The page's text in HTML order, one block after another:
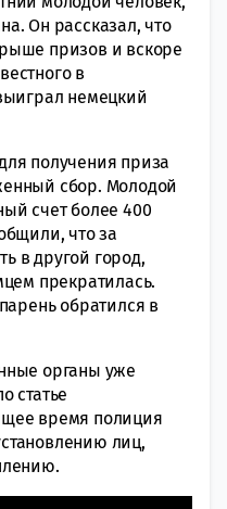
Он рассказал, что
призов и вскоре
в
немецкий
получения приза
сбор. Молодой
счет более 400
что за
в другой город,
прекратилась.
обратился в
органы уже
статье
время полиция
лиц,